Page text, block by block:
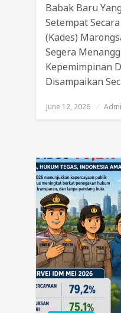
Babak Baru
Setempat
(Kades)
Segera
Kepemimpinan
Disampaikan
Posted
June 12, 2026